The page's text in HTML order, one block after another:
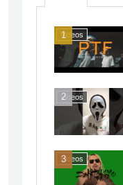
Videos
Videos
Videos